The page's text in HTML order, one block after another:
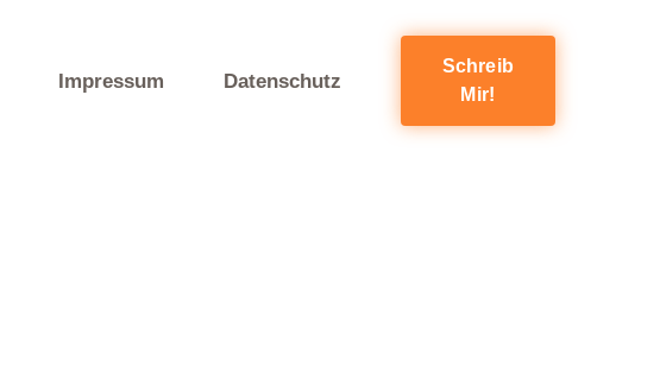
Impressum Datenschutz
Schreib
Mir!